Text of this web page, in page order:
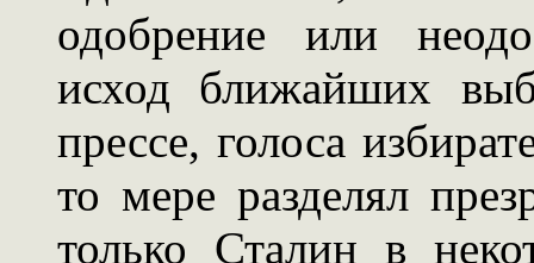
одобрение или
исход ближайших
прессе, голоса
то мере разделял
только Сталин в